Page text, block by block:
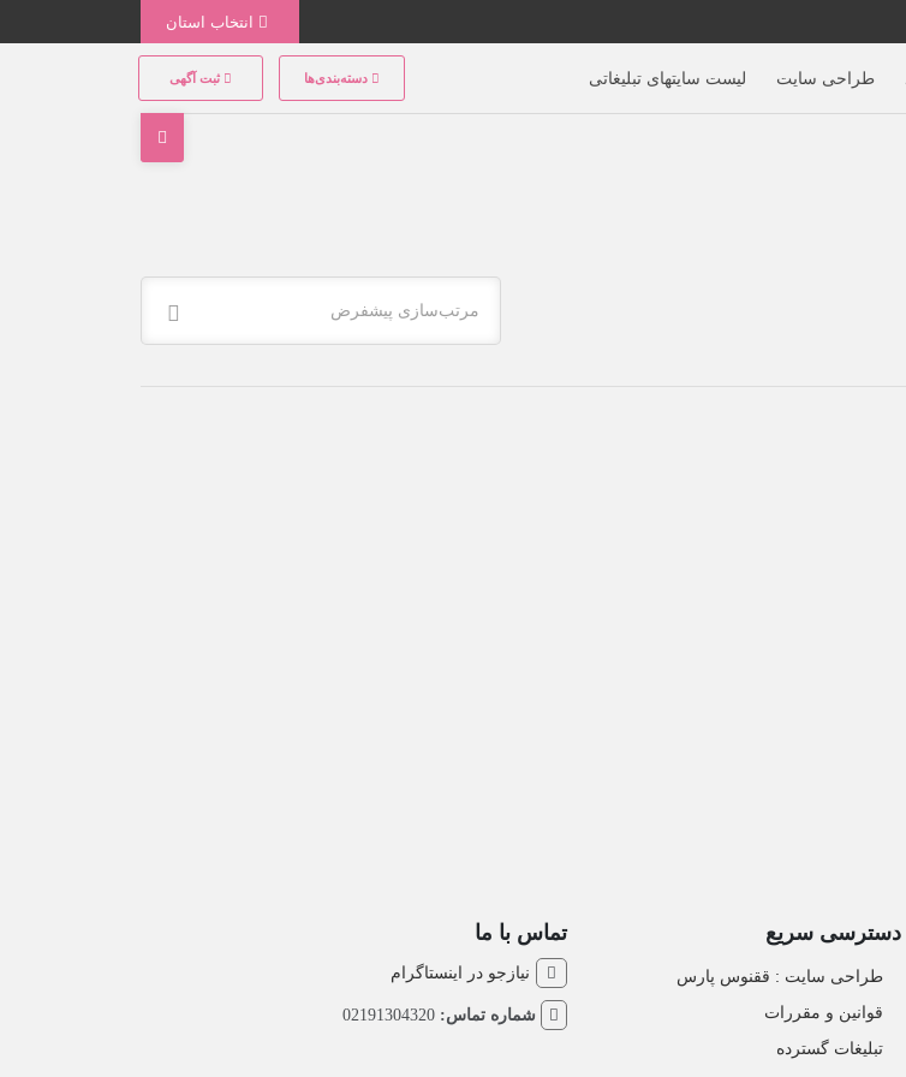
طراحی سایت لیست سایتهای تبلیغاتی دسته‌بندی‌ها ثبت آگهی
مرتب‌سازی پیشفرض
دسترسی سریع
طراحی سایت :‌ ققنوس پارس
قوانین و مقررات
تبلیغات گسترده
تماس با ما
نیازجو در اینستاگرام
شماره تماس: 02191304320